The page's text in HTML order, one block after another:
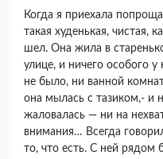
Когда я приехала
такая худенькая, чистая,
шел. Она жила в
улице, и ничего особого
не было, ни ванной
она мылась с тазиком,- и
жаловалась — ни на
внимания… Всегда
то, что есть. С ней рядом